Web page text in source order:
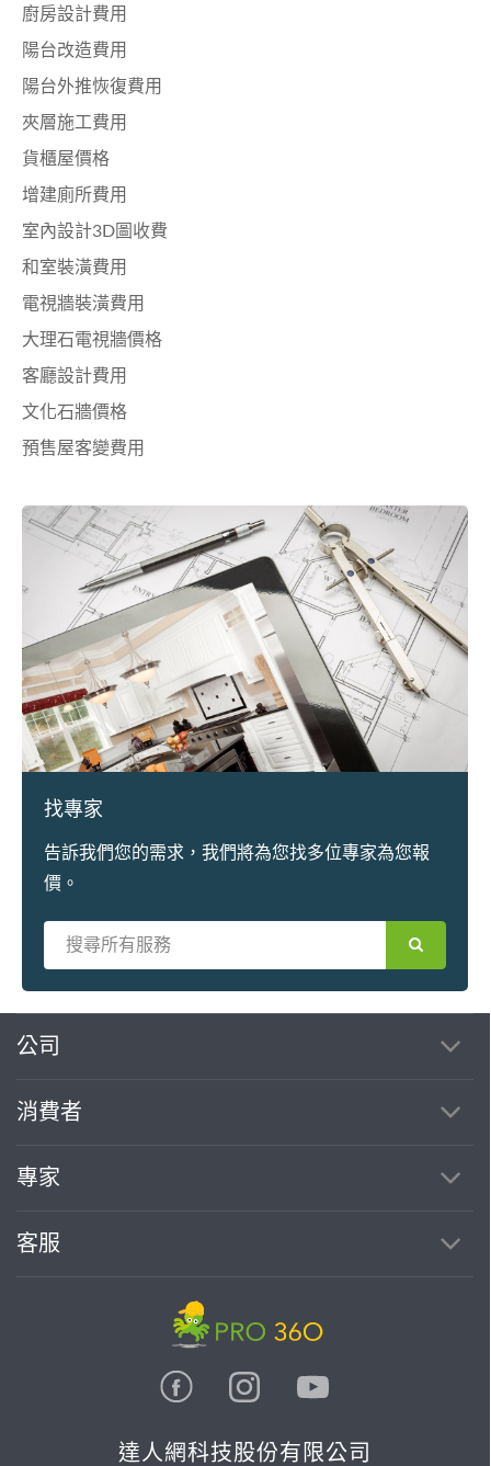
廚房設計費用
陽台改造費用
陽台外推恢復費用
夾層施工費用
貨櫃屋價格
增建廁所費用
室內設計3D圖收費
和室裝潢費用
電視牆裝潢費用
大理石電視牆價格
客廳設計費用
文化石牆價格
預售屋客變費用
找專家
告訴我們您的需求，我們將為您找多位專家為您報
價。
公司
消費者
專家
客服
達人網科技股份有限公司
繼續完成